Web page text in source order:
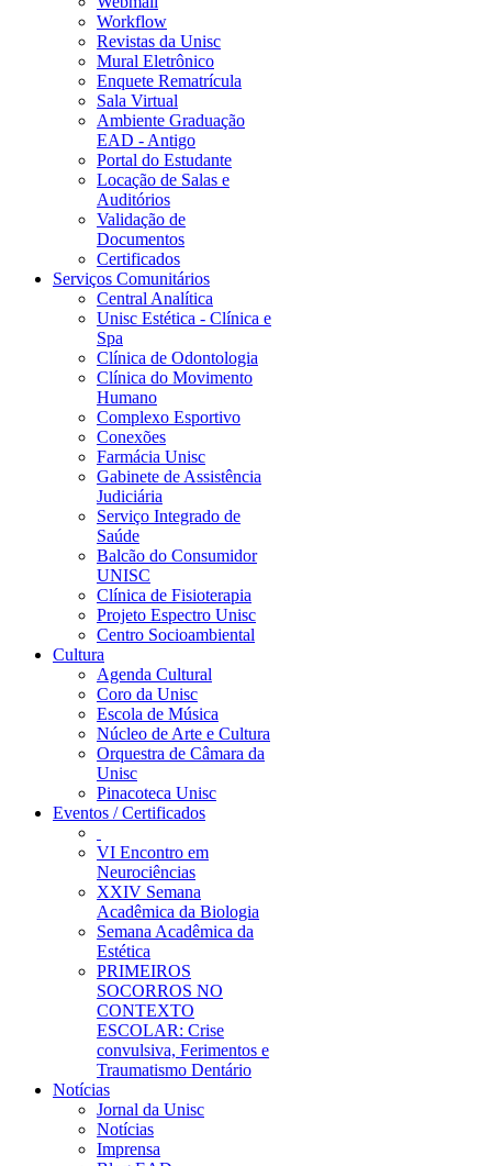
Workflow
Revistas da Unisc
Mural Eletrônico
Enquete Rematrícula
Sala Virtual
Ambiente Graduação
EAD - Antigo
Portal do Estudante
Locação de Salas e
Auditórios
Validação de
Documentos
Certificados
Serviços Comunitários
Central Analítica
Unisc Estética - Clínica e
Spa
Clínica de Odontologia
Clínica do Movimento
Humano
Complexo Esportivo
Conexões
Farmácia Unisc
Gabinete de Assistência
Judiciária
Serviço Integrado de
Saúde
Balcão do Consumidor
UNISC
Clínica de Fisioterapia
Projeto Espectro Unisc
Centro Socioambiental
Cultura
Agenda Cultural
Coro da Unisc
Escola de Música
Núcleo de Arte e Cultura
Orquestra de Câmara da
Unisc
Pinacoteca Unisc
Eventos / Certificados
VI Encontro em
Neurociências
XXIV Semana
Acadêmica da Biologia
Semana Acadêmica da
Estética
PRIMEIROS
SOCORROS NO
CONTEXTO
ESCOLAR: Crise
convulsiva, Ferimentos e
Traumatismo Dentário
Notícias
Jornal da Unisc
Notícias
Imprensa